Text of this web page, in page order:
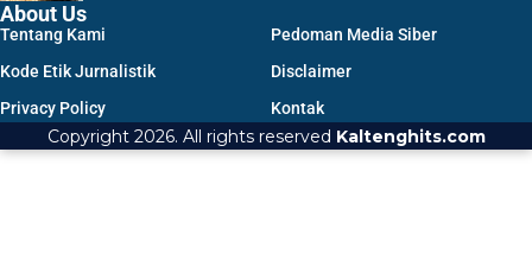
About Us
Tentang Kami
Pedoman Media Siber
Kode Etik Jurnalistik
Disclaimer
Privacy Policy
Kontak
Copyright 2026. All rights reserved Kaltenghits.com